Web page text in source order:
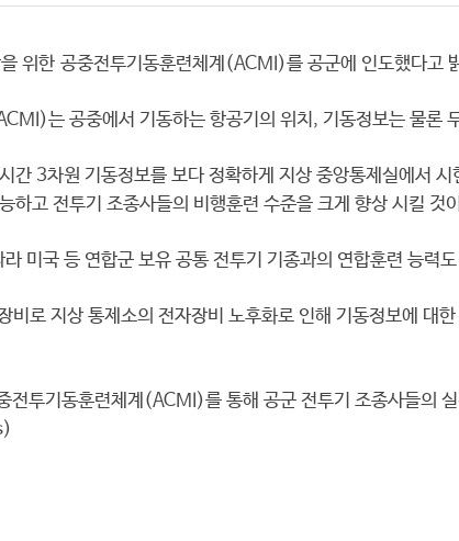
위한 공중전투기동훈련체계(ACMI)를 공군에 인도했다고
는 공중에서 기동하는 항공기의 위치, 기동정보는 물론
3차원 기동정보를 보다 정확하게 지상 중앙통제실에서
고 전투기 조종사들의 비행훈련 수준을 크게 향상 시킬 것
미국 등 연합군 보유 공통 전투기 기종과의 연합훈련 능력
로 지상 통제소의 전자장비 노후화로 인해 기동정보에 대
전투기동훈련체계(ACMI)를 통해 공군 전투기 조종사들의